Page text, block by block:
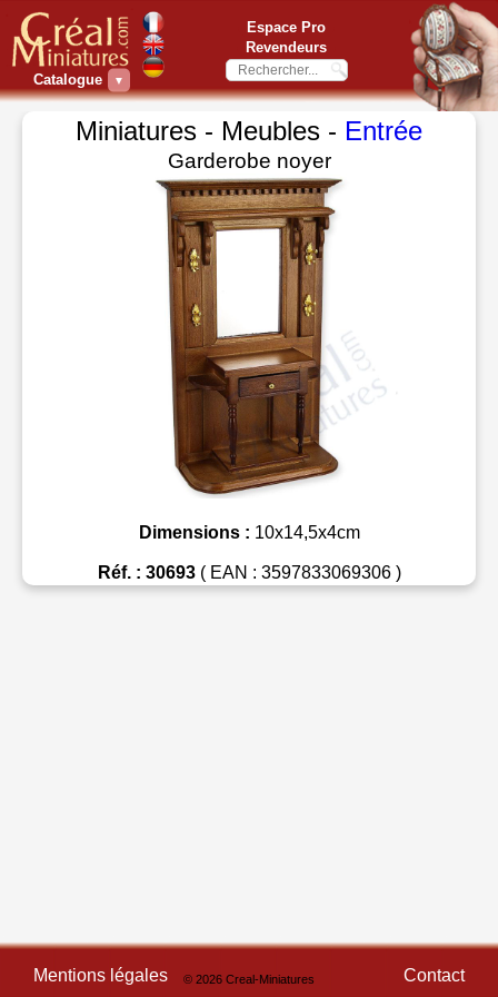
Catalogue ▼
Espace Pro
Revendeurs
Miniatures - Meubles - Entrée
Garderobe noyer
Dimensions : 10x14,5x4cm
Réf. : 30693( EAN : 3597833069306 )
Mentions légales © 2026 Creal-Miniatures Contact